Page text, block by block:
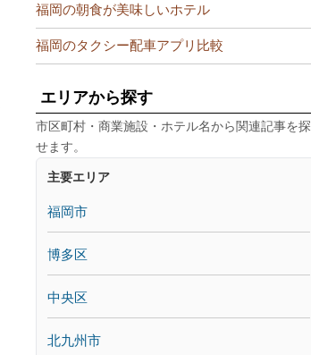
福岡の朝食が美味しいホテル
福岡のタクシー配車アプリ比較
エリアから探す
市区町村・商業施設・ホテル名から関連記事を探
せます。
主要エリア
福岡市
博多区
中央区
北九州市